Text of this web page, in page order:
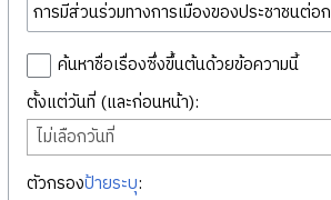
ค้นหาชื่อเรื่องซึ่งขึ้นต้นด้วยข้อความนี้
ตั้งแต่วันที่ (และก่อนหน้า):
ไม่เลือกวันที่
ตัวกรองป้ายระบุ: